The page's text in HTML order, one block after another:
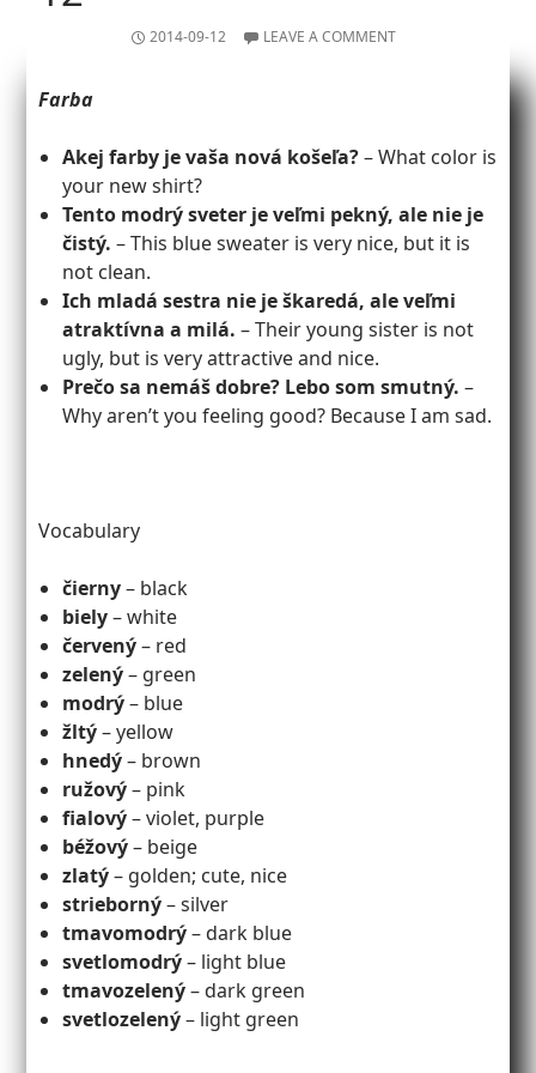
2014-09-12 LEAVE A COMMENT
Farba
Akej farby je vaša nová košeľa?– What color is
your new shirt?
Tento modrý sveter je veľmi pekný, ale nie je
čistý. – This blue sweater is very nice, but it is
not clean.
Ich mladá sestra nie je škaredá, ale veľmi
atraktívna a milá. – Their young sister is not
ugly, but is very attractive and nice.
Prečo sa nemáš dobre? Lebo som smutný. –
Why aren’t you feeling good? Because I am sad.
Vocabulary
čierny– black
biely– white
červený– red
zelený– green
modrý– blue
žltý– yellow
hnedý– brown
ružový– pink
fialový– violet, purple
béžový– beige
zlatý– golden; cute, nice
strieborný– silver
tmavomodrý– dark blue
svetlomodrý– light blue
tmavozelený– dark green
svetlozelený– light green